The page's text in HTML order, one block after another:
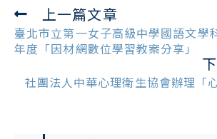
Read
more
articles
上一篇文章
臺北市立第一女子高級中學國語文學
年度「因材網數位學習教案分享」
社團法人中華心理衛生協會辦理「